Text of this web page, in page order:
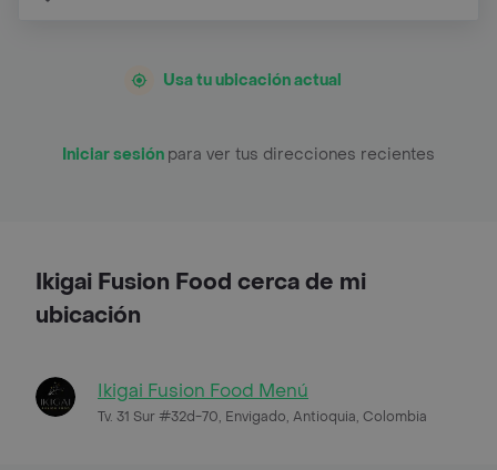
Usa tu ubicación actual
Iniciar sesión para ver tus direcciones recientes
Ikigai Fusion Food cerca de mi
ubicación
Ikigai Fusion Food Menú
Tv. 31 Sur #32d-70, Envigado, Antioquia, Colombia